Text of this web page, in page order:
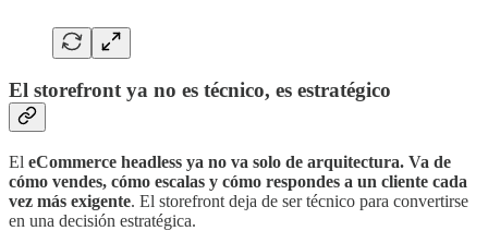
El storefront ya no es técnico, es estratégico
El eCommerce headless ya no va solo de arquitectura. Va de
cómo vendes, cómo escalas y cómo respondes a un cliente cada
vez más exigente. El storefront deja de ser técnico para convertirse
en una decisión estratégica.